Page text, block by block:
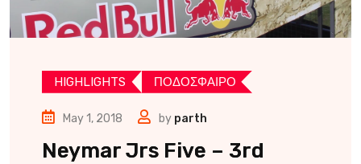
HIGHLIGHTS ΠΟΔΟΣΦΑΙΡΟ
May 1, 2018 by parth
Neymar Jrs Five – 3rd